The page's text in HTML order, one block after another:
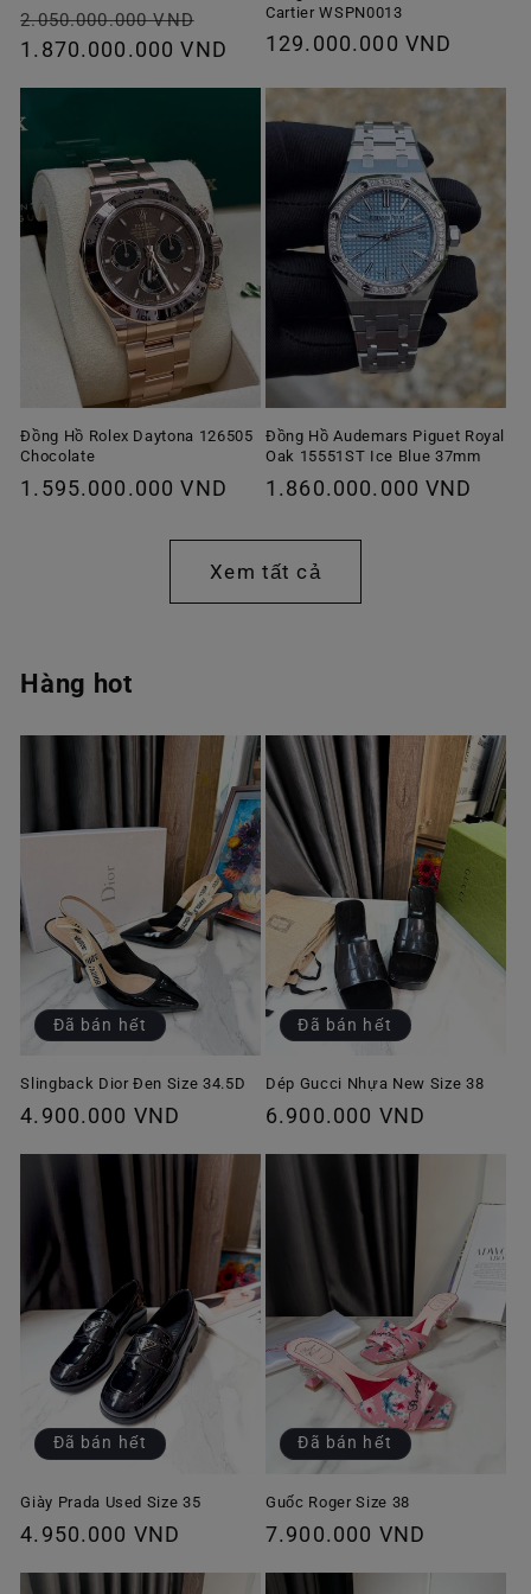
Giá
thông
2.050.000.000 VND
ưu
1.870.000.000 VND
Cartier WSPN0013
Giá
thường
129.000.000 VND
Đồng Hồ Rolex Daytona 126505
Chocolate
Giá
1.595.000.000 VND
Đồng Hồ Audemars Piguet Royal
Oak 15551ST Ice Blue 37mm
Giá
thường
1.860.000.000 VND
Xem tất cả
Hàng hot
Đã bán hết
Slingback Dior Đen Size 34.5D
Giá
thường
4.900.000 VND
Đã bán hết
Dép Gucci Nhựa New Size 38
Giá
6.900.000 VND
Đã bán hết
Giày Prada Used Size 35
Giá
4.950.000 VND
Đã bán hết
Guốc Roger Size 38
Giá
7.900.000 VND